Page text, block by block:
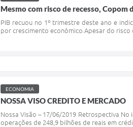
Mesmo com risco de recesso, Copom
PIB recuou no 1º trimestre deste ano e
por crescimento econômico.Apesar do risco
ECONOMIA
NOSSA VISO CREDITO E MERCADO
Nossa Visão – 17/06/2019 Retrospectiva
operações de 248,9 bilhões de reais em